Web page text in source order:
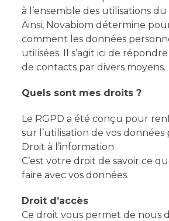
à l’ensemble des utilisations
Ainsi, Novabiom détermine
comment les données
utilisées. Il s’agit ici de
de contacts par divers moyens.
Quels sont mes droits ?
Le RGPD a été conçu pour
sur l’utilisation de vos données
Droit à l’information
C’est votre droit de savoir ce
faire avec vos données.
Droit d’accès
Ce droit vous permet de nous